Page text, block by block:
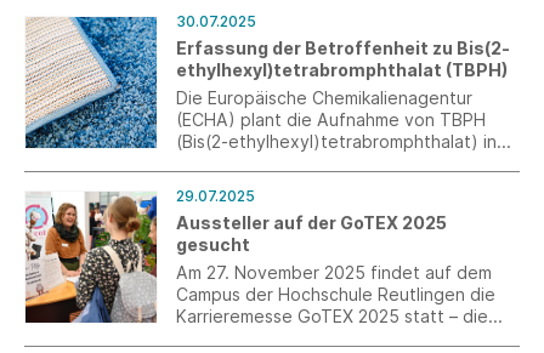
Vitra GmbH. Weil am Rhein.
30.07.2025
Erfassung der Betroffenheit zu Bis(2-
ethylhexyl)tetrabromphthalat (TBPH)
Die Europäische Chemikalienagentur
(ECHA) plant die Aufnahme von TBPH
(Bis(2-ethylhexyl)tetrabromphthalat) in
bioakkumulativ und toxisch (PBT/vPvB)
eingestuft, was zu weitreichenden EU-
weiten Verboten und Beschränkungen
führen kann.
29.07.2025
Aussteller auf der GoTEX 2025
gesucht
Am 27. November 2025 findet auf dem
Campus der Hochschule Reutlingen die
Karrieremesse GoTEX 2025 statt – die